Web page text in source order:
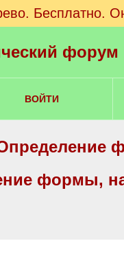
Бесплатно.
ВОЙТИ
формы,